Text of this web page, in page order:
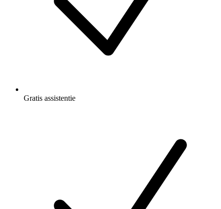
Gratis assistentie